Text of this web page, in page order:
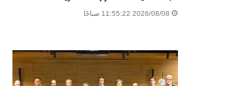
2026/08/08 11:55:22 صباحًا